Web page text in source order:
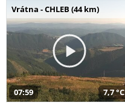
Vrátna - CHLEB (44 km)
07:59 7,7 °C